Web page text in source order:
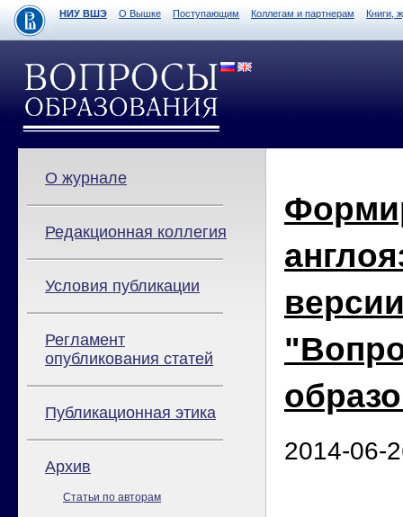
НИУ ВШЭ О Вышке Поступающим Коллегам и партнерам Книги,
О журнале
Редакционная коллегия
Условия публикации
Регламент
опубликования статей
Публикационная этика
Архив
Статьи по авторам
2014-06-